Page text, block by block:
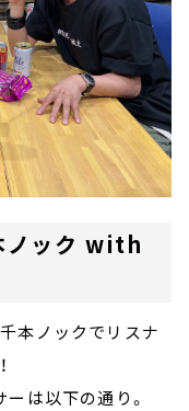
ノック with
本ノックでリスナ
は以下の通り。